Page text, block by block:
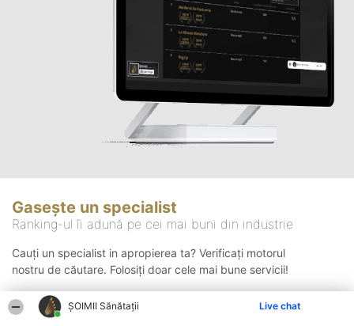
ŞOIMII Sănătații Live chat
Gasește un specialist
Ranking-ul îi adună pe cei mai buni din industrie
Cauți un specialist in apropierea ta? Verificați motorul
nostru de căutare. Folosiți doar cele mai bune servicii!